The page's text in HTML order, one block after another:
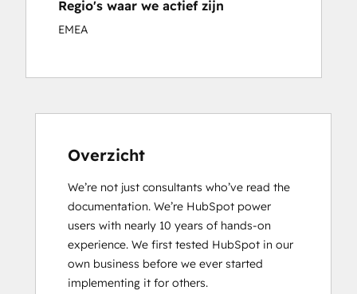
Regio's waar we actief zijn
EMEA
Overzicht
We’re not just consultants who’ve read the
documentation. We’re HubSpot power
users with nearly 10 years of hands-on
experience. We first tested HubSpot in our
own business before we ever started
implementing it for others.